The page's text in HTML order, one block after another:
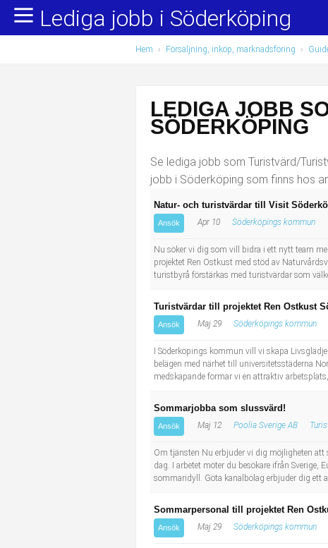
Yrkesområden
Administration, ekonomi, juridik
Chefer och verksamhetsledare
Hotell, restaurang, storhushåll
Installation, drift, underhåll
Naturvetenskapligt arbete
Populära jobb
Undersköterska, hemtjänst och äldreboende
Lärare i förskola/Förskollärare
Bussförare/Busschaufför
Behandlingsassistent/Socialpedagog
Tidningsbud/Tidningsdistributör
Lärare i fritidshem/Fritidspedagog
Läkarsekreterare/Vårdadmin/Medicinsk sekreterare
Lediga jobb i Söderköping
Hem › Försäljning, inköp, marknadsföring ›
LEDIGA JOBB
SÖDERKÖPING
Se lediga jobb som Turistvärd/
jobb i Söderköping som finns hos
Natur- och turistvärdar till Visit
Ansök Apr 10 Söderköpings kommun
Nu söker vi dig som vill bidra i ett nytt team
projektet Ren Ostkust med stöd av
turistbyrå förstärkas med turistvärdar som
Turistvärdar till projektet Ren Ostkust
Ansök Maj 29 Söderköpings kommun
I Söderköpings kommun vill vi skapa
belägen med närhet till universitetsstäderna
medskapande formar vi en attraktiv
Sommarjobba som slussvärd!
Ansök Maj 12 Poolia Sverige AB
Om tjänsten Nu erbjuder vi dig möjligheten
dag. I arbetet möter du besökare ifrån Sverige,
sommaridyll. Göta kanalbolag erbjuder dig ett
Sommarpersonal till projektet Ren
Ansök Maj 29 Söderköpings kommun